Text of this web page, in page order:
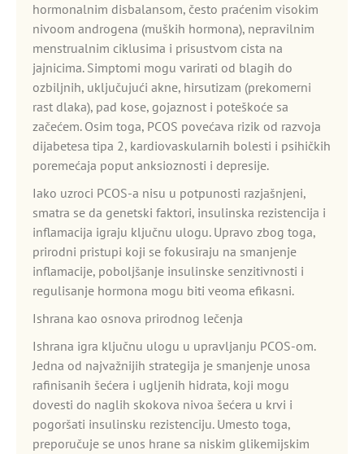
hormonalnim disbalansom, često praćenim visokim
nivoom androgena (muških hormona), nepravilnim
menstrualnim ciklusima i prisustvom cista na
jajnicima. Simptomi mogu varirati od blagih do
ozbiljnih, uključujući akne, hirsutizam (prekomerni
rast dlaka), pad kose, gojaznost i poteškoće sa
začećem. Osim toga, PCOS povećava rizik od razvoja
dijabetesa tipa 2, kardiovaskularnih bolesti i psihičkih
poremećaja poput anksioznosti i depresije.
Iako uzroci PCOS-a nisu u potpunosti razjašnjeni,
smatra se da genetski faktori, insulinska rezistencija i
inflamacija igraju ključnu ulogu. Upravo zbog toga,
prirodni pristupi koji se fokusiraju na smanjenje
inflamacije, poboljšanje insulinske senzitivnosti i
regulisanje hormona mogu biti veoma efikasni.
Ishrana kao osnova prirodnog lečenja
Ishrana igra ključnu ulogu u upravljanju PCOS-om.
Jedna od najvažnijih strategija je smanjenje unosa
rafinisanih šećera i ugljenih hidrata, koji mogu
dovesti do naglih skokova nivoa šećera u krvi i
pogoršati insulinsku rezistenciju. Umesto toga,
preporučuje se unos hrane sa niskim glikemijskim